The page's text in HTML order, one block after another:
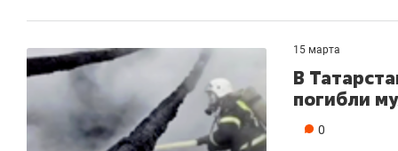
15 марта
В
погибли
0